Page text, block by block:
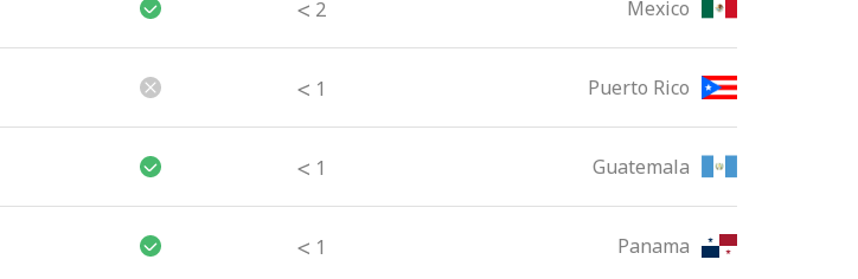
Mexico
2
>
Puerto Rico
1
>
Guatemala
1
>
Panama
1
>